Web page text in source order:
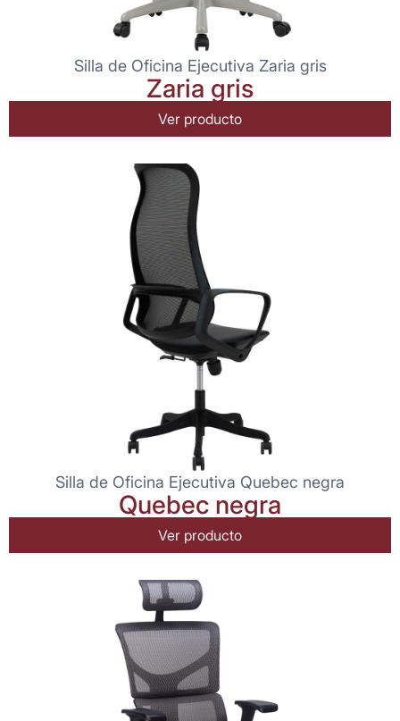
Silla de Oficina Ejecutiva Zaria gris
Zaria gris
Ver producto
Silla de Oficina Ejecutiva Quebec negra
Quebec negra
Ver producto